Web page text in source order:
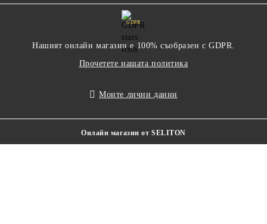
GDPR
Нашият онлайн магазин е 100% съобразен с GDPR.
Прочетете нашата политика
Моите лични данни
Онлайн магазин от SELITON